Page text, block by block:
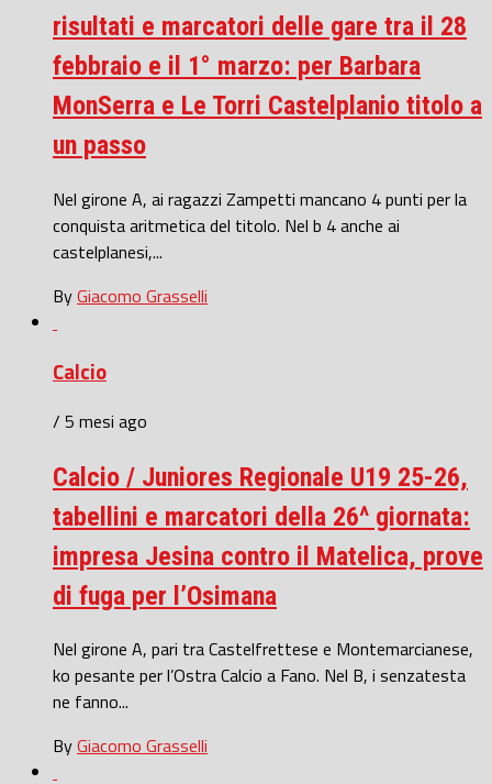
risultati e marcatori delle gare tra il 28
febbraio e il 1° marzo: per Barbara
MonSerra e Le Torri Castelplanio titolo a
un passo
Nel girone A, ai ragazzi Zampetti mancano 4 punti per la
conquista aritmetica del titolo. Nel b 4 anche ai
castelplanesi,...
ByGiacomo Grasselli
Calcio
/ 5 mesi ago
Calcio / Juniores Regionale U19 25-26,
tabellini e marcatori della 26^ giornata:
impresa Jesina contro il Matelica, prove
di fuga per l’Osimana
Nel girone A, pari tra Castelfrettese e Montemarcianese,
ko pesante per l’Ostra Calcio a Fano. Nel B, i senzatesta
ne fanno...
ByGiacomo Grasselli